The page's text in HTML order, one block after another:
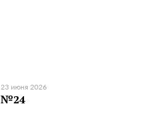
23 июня 2026
№24